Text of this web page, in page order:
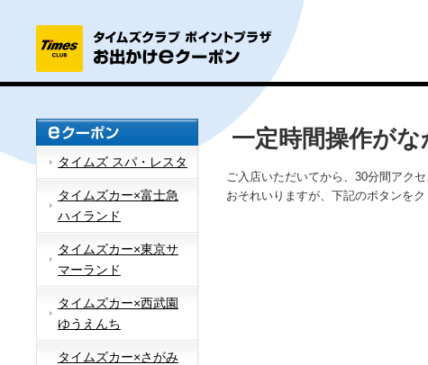
タイムズ スパ・レスタ
タイムズカー×富士急
ハイランド
タイムズカー×東京サ
マーランド
タイムズカー×西武園
ゆうえんち
タイムズカー×さがみ
一定時間操作が
ご入店いただいてから、30分間アク
おそれいりますが、下記のボタンを